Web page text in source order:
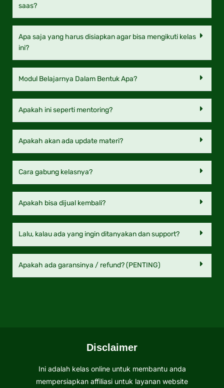
saas?
Apa saja yang harus disiapkan agar bisa mengikuti kelas
ini?
Modul Belajarnya Dalam Bentuk Apa?
Apakah ini seperti mentoring?
Apakah akan ada update materi?
Cara gabung kelasnya?
Apakah bisa dijual kembali?
Lalu, kalau ada yang ingin ditanyakan dan support?
Apakah ada garansinya / refund? (PENTING)
Disclaimer
Ini adalah kelas online untuk membantu anda
mempersiapkan affiliasi untuk layanan website